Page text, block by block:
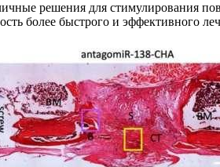
решения для стимулирования
более быстрого и эффективного